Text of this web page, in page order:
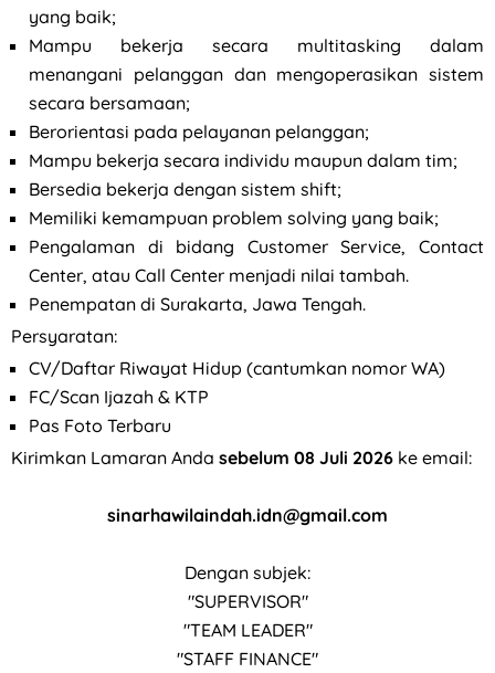
yang baik;
Mampu bekerja secara multitasking dalam
menangani pelanggan dan mengoperasikan sistem
secara bersamaan;
Berorientasi pada pelayanan pelanggan;
Mampu bekerja secara individu maupun dalam tim;
Bersedia bekerja dengan sistem shift;
Memiliki kemampuan problem solving yang baik;
Pengalaman di bidang Customer Service, Contact
Center, atau Call Center menjadi nilai tambah.
Penempatan di Surakarta, Jawa Tengah.
Persyaratan:
CV/Daftar Riwayat Hidup (cantumkan nomor WA)
FC/Scan Ijazah & KTP
Pas Foto Terbaru
Kirimkan Lamaran Anda sebelum 08 Juli 2026 ke email:
sinarhawilaindah.idn@gmail.com
Dengan subjek:
"SUPERVISOR"
"TEAM LEADER"
"STAFF FINANCE"